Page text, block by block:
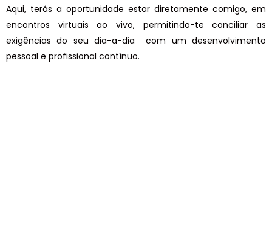
Aqui, terás a oportunidade estar diretamente comigo, em
encontros virtuais ao vivo, permitindo-te conciliar as
exigências do seu dia-a-dia com um desenvolvimento
pessoal e profissional contínuo.